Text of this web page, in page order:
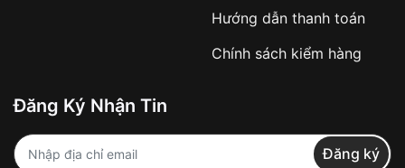
✔️ Đảm bảo xử lý đơn hàng nhanh chóng
✔️ Hạn chế tình trạng hủy đơn không mong
Từ khóa SEO:
Hướng dẫn thanh toán
Chính sách kiểm hàng
Đăng Ký Nhận Tin
Đăng ký